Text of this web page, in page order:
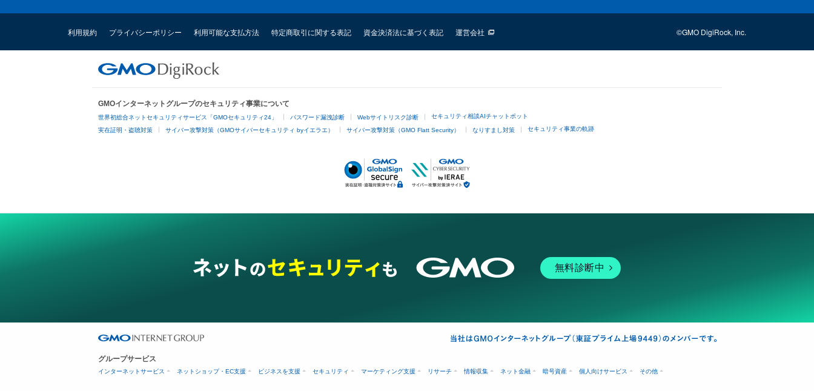
利用規約 プライバシーポリシー 利用可能な支払方法 特定商取引に関する表記 資金決済法に基づく表記 運営会社 ©GMO DigiRock, Inc.
GMOインターネットグループのセキュリティ事業について
世界初総合ネットセキュリティサービス「GMOセキュリティ24」 パスワード漏洩診断 Webサイトリスク診断 セキュリティ相談AIチャットボット
実在証明・盗聴対策 サイバー攻撃対策（GMOサイバーセキュリティ byイエラエ） サイバー攻撃対策（GMO Flatt Security） なりすまし対策 セキュリティ事業の軌跡
無料診断中
グループサービス
インターネットサービス ネットショップ・EC支援 ビジネスを支援 セキュリティ マーケティング支援 リサーチ 情報収集 ネット金融 暗号資産 個人向けサービス その他